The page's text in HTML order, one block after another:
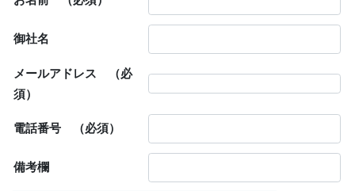
御社名
メールアドレス
（必
須）
電話番号 （必須）
備考欄